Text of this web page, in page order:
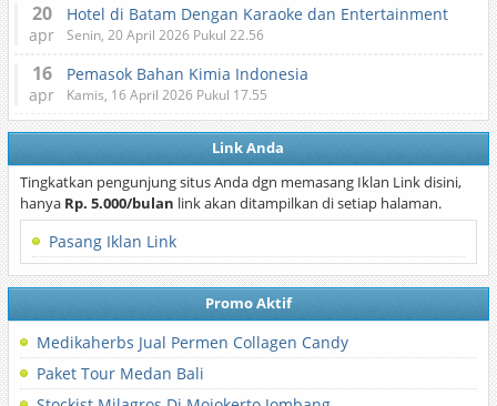
20
apr
Hotel di Batam Dengan Karaoke dan Entertainment
Senin, 20 April 2026 Pukul 22.56
16
apr
Pemasok Bahan Kimia Indonesia
Kamis, 16 April 2026 Pukul 17.55
Link Anda
Tingkatkan pengunjung situs Anda dgn memasang Iklan Link disini,
hanya Rp. 5.000/bulan link akan ditampilkan di setiap halaman.
Pasang Iklan Link
Promo Aktif
Medikaherbs Jual Permen Collagen Candy
Paket Tour Medan Bali